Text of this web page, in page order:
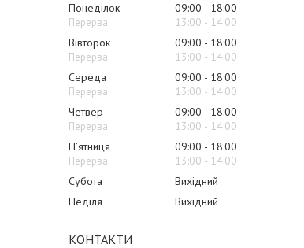
Понеділок 09:00
18:00
13:00
14:00
Вівторок
09:00
18:00
13:00
14:00
Середа
09:00
18:00
13:00
14:00
Четвер
09:00
18:00
13:00
14:00
Пʼятниця
09:00
18:00
13:00
14:00
Субота
Вихідний
Неділя
Вихідний
КОНТАКТИ